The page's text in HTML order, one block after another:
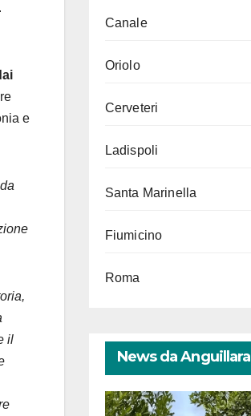
e
il
Canale
Oriolo
Cerveteri
Ladispoli
Santa Marinella
Fiumicino
Roma
News da Anguillara